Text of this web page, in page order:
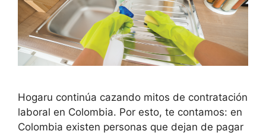
Hogaru continúa cazando mitos de contratación
laboral en Colombia. Por esto, te contamos: en
Colombia existen personas que dejan de pagar